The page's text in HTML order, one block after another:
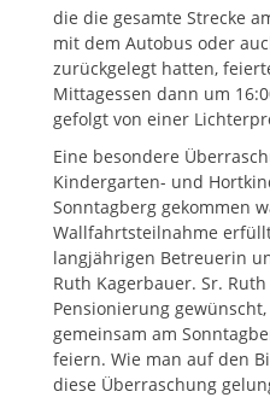
die die gesamte Strecke
mit dem Autobus oder
zurückgelegt hatten,
Mittagessen dann um
gefolgt von einer
Eine besondere
Kindergarten- und
Sonntagberg gekommen
Wallfahrtsteilnahme
langjährigen Betreuerin
Ruth Kagerbauer. Sr.
Pensionierung
gemeinsam am
feiern. Wie man auf den
diese Überraschung